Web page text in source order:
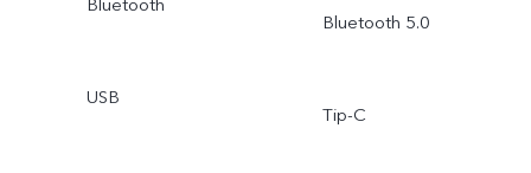
Bluetooth
Bluetooth 5.0
USB
Tip-C